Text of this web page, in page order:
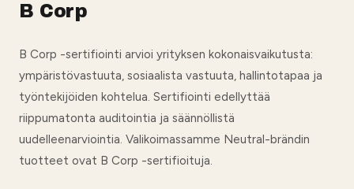
B Corp
B Corp -sertifiointi arvioi yrityksen kokonaisvaikutusta:
ympäristövastuuta, sosiaalista vastuuta, hallintotapaa ja
työntekijöiden kohtelua. Sertifiointi edellyttää
riippumatonta auditointia ja säännöllistä
uudelleenarviointia. Valikoimassamme Neutral-brändin
tuotteet ovat B Corp -sertifioituja.